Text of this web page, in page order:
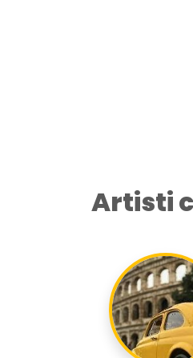
Artisti